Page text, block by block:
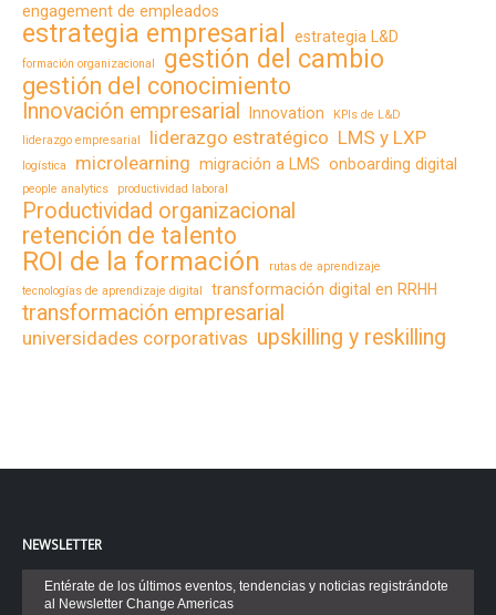
engagement de empleados
estrategia empresarial estrategia L&D
formación organizacional gestión del cambio
gestión del conocimiento
Innovación empresarial Innovation
KPIs de L&D
liderazgo empresarial
liderazgo estratégico LMS y LXP
logística microlearning migración a LMS onboarding digital
people analytics productividad laboral
Productividad organizacional
retención de talento
ROI de la formación
rutas de aprendizaje
tecnologías de aprendizaje digital
transformación digital en RRHH
transformación empresarial
universidades corporativas upskilling y reskilling
NEWSLETTER
Entérate de los últimos eventos, tendencias y noticias registrándote
al Newsletter Change Americas